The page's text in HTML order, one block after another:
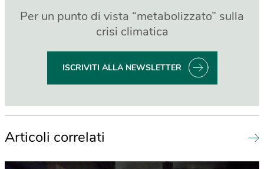
Per un punto di vista “metabolizzato” sulla
crisi climatica
ISCRIVITI ALLA NEWSLETTER
Articoli correlati